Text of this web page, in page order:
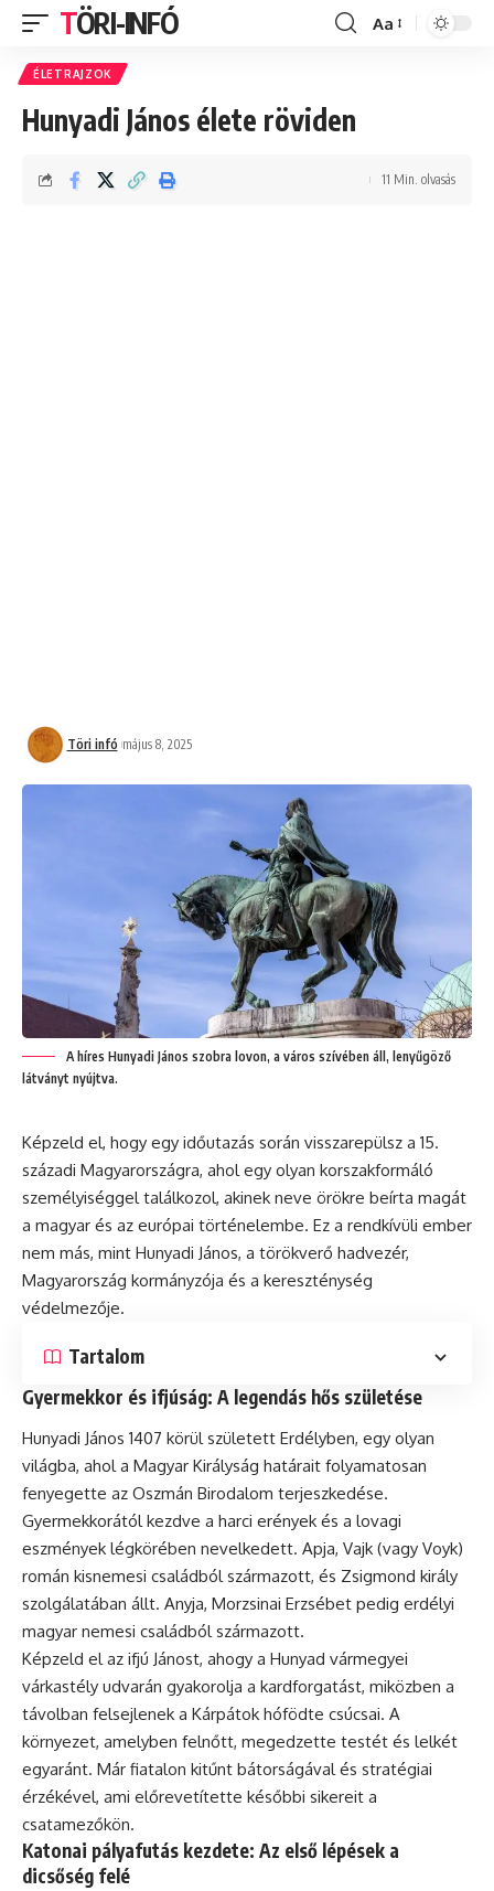
TÖRI-INFÓ
Font
Aa
ÉLETRAJZOK
Hunyadi János élete röviden
Töri infó május 8, 2025
11 Min. olvasás
A híres Hunyadi János szobra lovon, a város szívében áll, lenyűgöző
látványt nyújtva.
Képzeld el, hogy egy időutazás során visszarepülsz a 15.
századi Magyarországra, ahol egy olyan korszakformáló
személyiséggel találkozol, akinek neve örökre beírta magát
a magyar és az európai történelembe. Ez a rendkívüli ember
nem más, mint Hunyadi János, a törökverő hadvezér,
Magyarország kormányzója és a kereszténység
védelmezője.
Tartalom
Gyermekkor és ifjúság: A legendás hős születése
Hunyadi János 1407 körül született Erdélyben, egy olyan
világba, ahol a Magyar Királyság határait folyamatosan
fenyegette az Oszmán Birodalom terjeszkedése.
Gyermekkorától kezdve a harci erények és a lovagi
eszmények légkörében nevelkedett. Apja, Vajk (vagy Voyk)
román kisnemesi családból származott, és Zsigmond király
szolgálatában állt. Anyja, Morzsinai Erzsébet pedig erdélyi
magyar nemesi családból származott.
Képzeld el az ifjú Jánost, ahogy a Hunyad vármegyei
várkastély udvarán gyakorolja a kardforgatást, miközben a
távolban felsejlenek a Kárpátok hófödte csúcsai. A
környezet, amelyben felnőtt, megedzette testét és lelkét
egyaránt. Már fiatalon kitűnt bátorságával és stratégiai
érzékével, ami előrevetítette későbbi sikereit a
csatamezőkön.
Katonai pályafutás kezdete: Az első lépések a
dicsőség felé